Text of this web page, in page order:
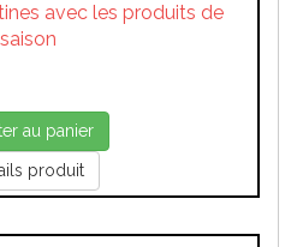
avec les produits de
saison
au panier
produit